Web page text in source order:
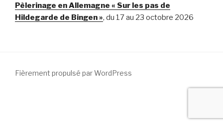
Pèlerinage en Allemagne « Sur les pas de
Hildegarde de Bingen », du 17 au 23 octobre 2026
Fièrement propulsé par WordPress